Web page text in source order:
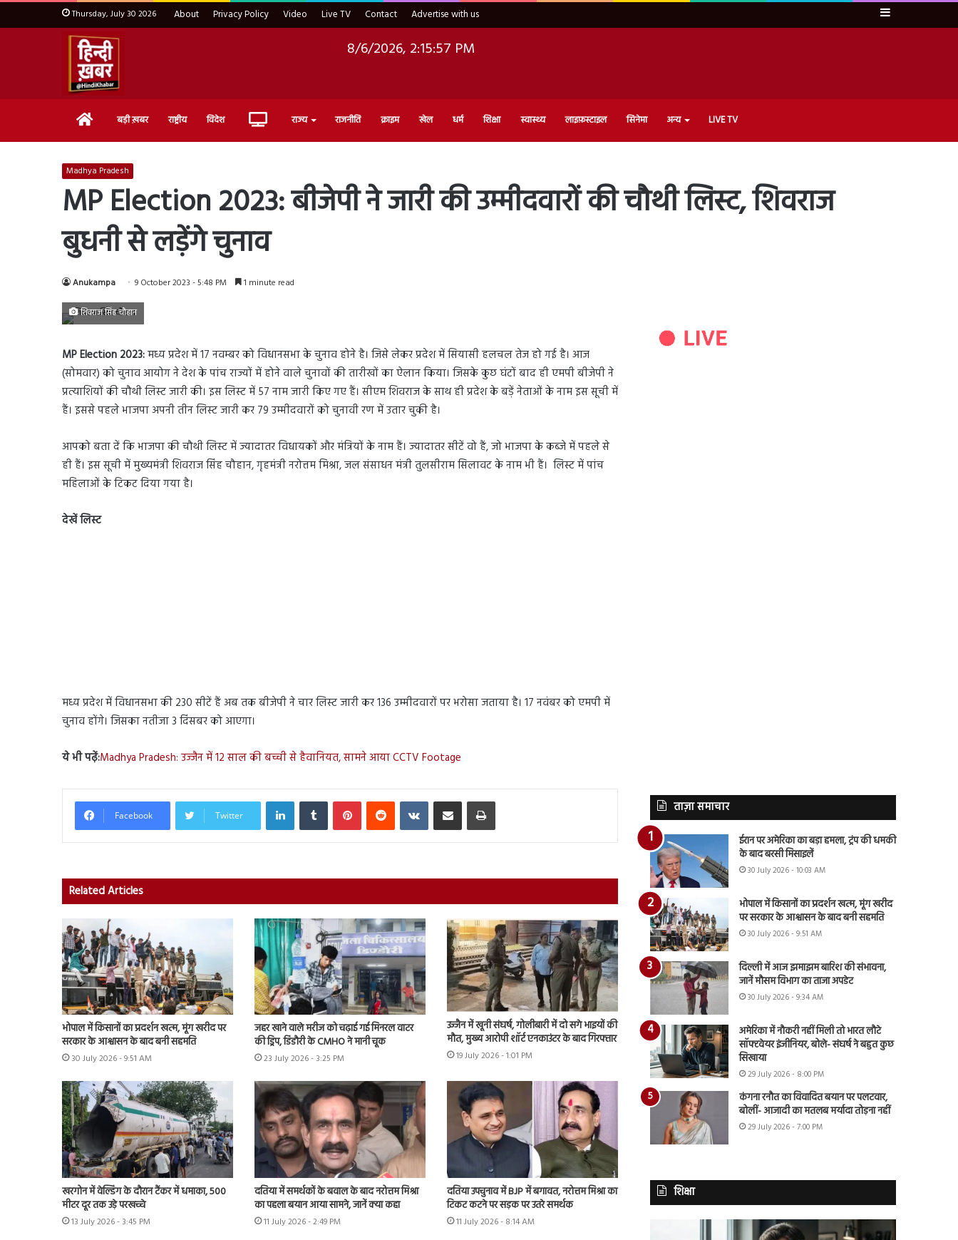
Thursday, July 30 2026 About Privacy Policy Video Live TV Contact Advertise with us Sidebar
8/6/2026, 2:15:58 PM
Home बड़ी ख़बर राष्ट्रीय विदेश Live राज्य राजनीति क्राइम खेल धर्म शिक्षा स्वास्थ्य लाइफ़स्टाइल सिनेमा अन्य LIVE TV
Madhya Pradesh
MP Election 2023: बीजेपी ने जारी की उम्मीदवारों की चौथी लिस्ट, शिवराज
बुधनी से लड़ेंगे चुनाव
Anukampa 9 October 2023 - 5:48 PM 1 minute read
शिवराज सिंह चौहान
MP Election 2023:मध्य प्रदेश में 17 नवम्बर को विधानसभा के चुनाव होने है। जिसे लेकर प्रदेश में सियासी हलचल तेज हो गई है। आज
(सोमवार) को चुनाव आयोग ने देश के पांच राज्यों में होने वाले चुनावों की तारीखों का ऐलान किया। जिसके कुछ घंटों बाद ही एमपी बीजेपी ने
प्रत्याशियों की चौथी लिस्ट जारी की। इस लिस्ट में 57 नाम जारी किए गए हैं। सीएम शिवराज के साथ ही प्रदेश के बड़ें नेताओं के नाम इस सूची में
हैं। इससे पहले भाजपा अपनी तीन लिस्ट जारी कर 79 उम्मीदवारों को चुनावी रण में उतार चुकी है।
आपको बता दें कि भाजपा की चौथी लिस्ट में ज्यादातर विधायकों और मंत्रियों के नाम हैं। ज्यादातर सीटें वो हैं, जो भाजपा के कब्जे में पहले से
ही हैं। इस सूची में मुख्यमंत्री शिवराज सिंह चौहान, गृहमंत्री नरोत्तम मिश्रा, जल संसाधन मंत्री तुलसीराम सिलावट के नाम भी हैं। लिस्ट में पांच
महिलाओं के टिकट दिया गया है।
देखें लिस्ट
मध्य प्रदेश में विधानसभा की 230 सीटें हैं अब तक बीजेपी ने चार लिस्ट जारी कर 136 उम्मीदवारों पर भरोसा जताया है। 17 नवंबर को एमपी में
चुनाव होंगे। जिसका नतीजा 3 दिंसबर को आएगा।
ये भी पढ़ें:Madhya Pradesh: उज्जैन में 12 साल की बच्ची से हैवानियत, सामने आया CCTV Footage
Facebook Twitter
LinkedInTumblr PinterestReddit VKontakteShare via Email Print
Related Articles
भोपाल में किसानों का प्रदर्शन खत्म, मूंग खरीद पर
सरकार के आश्वासन के बाद बनी सहमति
30 July 2026 - 9:51 AM
जहर खाने वाले मरीज को चढ़ाई गई मिनरल वाटर
की ड्रिप, डिंडौरी के CMHO ने मानी चूक
23 July 2026 - 3:25 PM
उज्जैन में खूनी संघर्ष, गोलीबारी में दो सगे भाइयों की
मौत, मुख्य आरोपी शॉर्ट एनकाउंटर के बाद गिरफ्तार
19 July 2026 - 1:01 PM
खरगोन में वेल्डिंग के दौरान टैंकर में धमाका, 500
मीटर दूर तक उड़े परखच्चे
13 July 2026 - 3:45 PM
दतिया में समर्थकों के बवाल के बाद नरोत्तम मिश्रा
का पहला बयान आया सामने, जानें क्या कहा
11 July 2026 - 2:49 PM
दतिया उपचुनाव में BJP में बगावत, नरोत्तम मिश्रा का
टिकट कटने पर सड़क पर उतरे समर्थक
11 July 2026 - 8:14 AM
ताज़ा समाचार
ईरान पर अमेरिका का बड़ा हमला, ट्रंप की धमकी
के बाद बरसी मिसाइलें
30 July 2026 - 10:03 AM
भोपाल में किसानों का प्रदर्शन खत्म, मूंग खरीद
पर सरकार के आश्वासन के बाद बनी सहमति
30 July 2026 - 9:51 AM
दिल्ली में आज झमाझम बारिश की संभावना,
जानें मौसम विभाग का ताजा अपडेट
30 July 2026 - 9:34 AM
अमेरिका में नौकरी नहीं मिली तो भारत लौटे
सॉफ्टवेयर इंजीनियर, बोले- संघर्ष ने बहुत कुछ
सिखाया
29 July 2026 - 8:00 PM
कंगना रनौत का विवादित बयान पर पलटवार,
बोलीं- आजादी का मतलब मर्यादा तोड़ना नहीं
29 July 2026 - 7:00 PM
शिक्षा